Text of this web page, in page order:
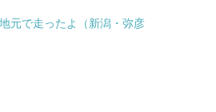
元で走ったよ（新潟・弥彦